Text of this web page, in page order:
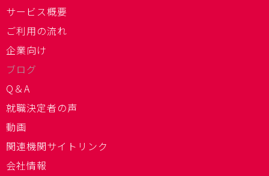
サービス概要
ご利用の流れ
企業向け
ブログ
Q＆A
就職決定者の声
動画
関連機関サイトリンク
会社情報